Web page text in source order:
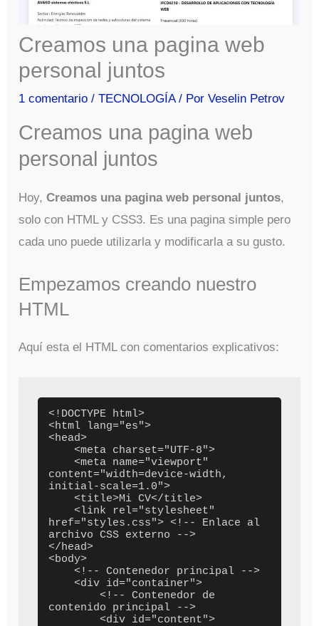
Creamos una pagina web
personal juntos
1 comentario /TECNOLOGÍA/ PorVeselin Petrov
Creamos una pagina web
personal juntos
Hoy,Creamos una pagina web personal juntos,
solo con HTML y CSS3. Es una pagina simple pero
cada uno puede utilizarla y modificarla a su gusto.
Empezamos creando nuestro
HTML
Aquí esta el HTML con comentarios explicativos:
<!DOCTYPE html>
<html lang="es">
<head>
    <meta charset="UTF-8">
    <meta name="viewport"
content="width=device-width,
initial-scale=1.0">
    <title>Mi CV</title>
    <link rel="stylesheet"
href="styles.css"> <!-- Enlace al
archivo CSS externo -->
</head>
<body>
    <!-- Contenedor principal -->
    <div id="container">
        <!-- Contenedor de
contenido principal -->
        <div id="content">